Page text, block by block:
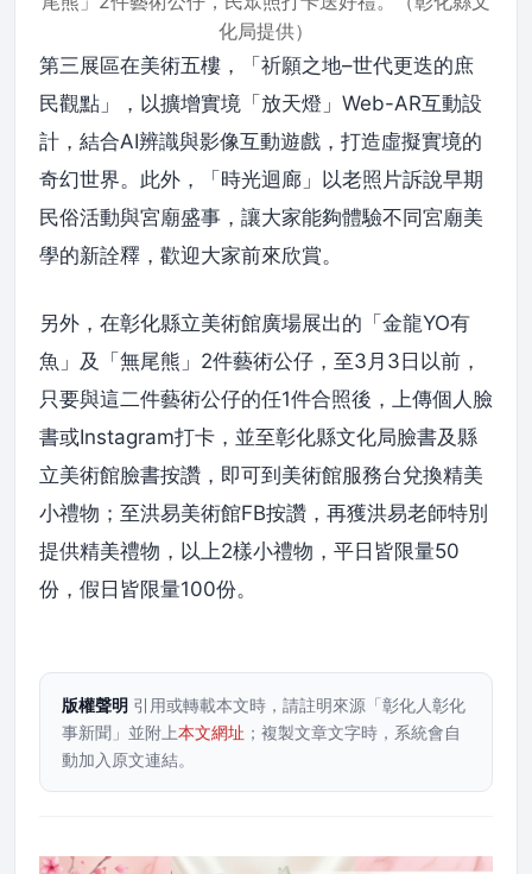
化局提供）
第三展區在美術五樓，「祈願之地–世代更迭的庶
民觀點」，以擴增實境「放天燈」Web-AR互動設
計，結合AI辨識與影像互動遊戲，打造虛擬實境的
奇幻世界。此外，「時光迴廊」以老照片訴說早期
民俗活動與宮廟盛事，讓大家能夠體驗不同宮廟美
學的新詮釋，歡迎大家前來欣賞。
另外，在彰化縣立美術館廣場展出的「金龍YO有
魚」及「無尾熊」2件藝術公仔，至3月3日以前，
只要與這二件藝術公仔的任1件合照後，上傳個人臉
書或Instagram打卡，並至彰化縣文化局臉書及縣
立美術館臉書按讚，即可到美術館服務台兌換精美
小禮物；至洪易美術館FB按讚，再獲洪易老師特別
提供精美禮物，以上2樣小禮物，平日皆限量50
份，假日皆限量100份。
版權聲明 引用或轉載本文時，請註明來源「彰化人彰化
事新聞」並附上本文網址 ；複製文章文字時，系統會自
動加入原文連結。